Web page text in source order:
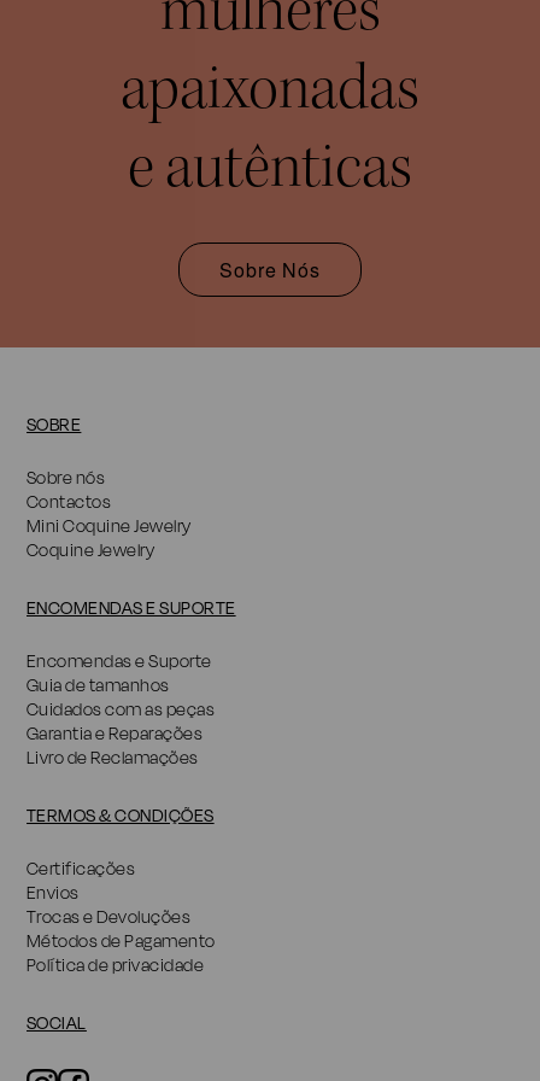
apaixonadas
e autênticas
Sobre Nós
SOBRE
Sobre nós
Contactos
Mini Coquine Jewelry
Coquine Jewelry
ENCOMENDAS E SUPORTE
Encomendas e Suporte
Guia de tamanhos
Cuidados com as peças
Garantia e Reparações
Livro de Reclamações
TERMOS & CONDIÇÕES
Certificações
Envios
Trocas e Devoluções
Métodos de Pagamento
Política de privacidade
SOCIAL